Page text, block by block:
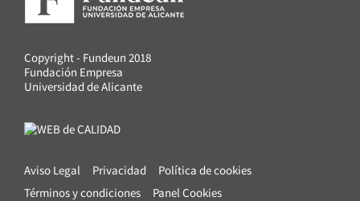
Copyright - Fundeun 2018
Fundación Empresa
Universidad de Alicante
Aviso Legal Privacidad
Política de cookies
Términos y condiciones
Panel Cookies